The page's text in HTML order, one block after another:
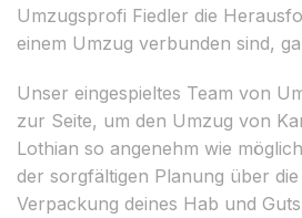
Umzugsprofi Fiedler die
einem Umzug verbunden sind,
Unser eingespieltes Team von
zur Seite, um den Umzug von
Lothian so angenehm wie
der sorgfältigen Planung über
Verpackung deines Hab und